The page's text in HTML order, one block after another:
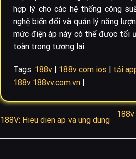
hợp lý cho các hệ thống công
nghệ biến đổi và quản lý năng
mức điện áp này có thể được tối
toàn trong tương lai.
Tags: 188v | 188v com ios | tải
188v 188vv.com.vn |
188V: Hieu dien ap va ung dung